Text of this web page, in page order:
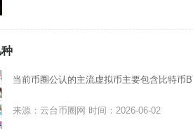
当前币圈公认的主流虚拟币主要包含比特币
来源：云台币圈网 时间：2026-06-02